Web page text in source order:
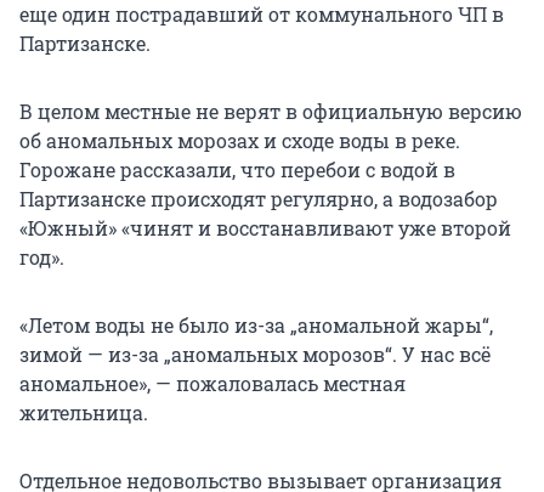
еще один пострадавший от коммунального ЧП в
Партизанске.
В целом местные не верят в официальную версию
об аномальных морозах и сходе воды в реке.
Горожане рассказали, что перебои с водой в
Партизанске происходят регулярно, а водозабор
«Южный» «чинят и восстанавливают уже второй
год».
«Летом воды не было из-за „аномальной жары“,
зимой — из-за „аномальных морозов“. У нас всё
аномальное», — пожаловалась местная
жительница.
Отдельное недовольство вызывает организация